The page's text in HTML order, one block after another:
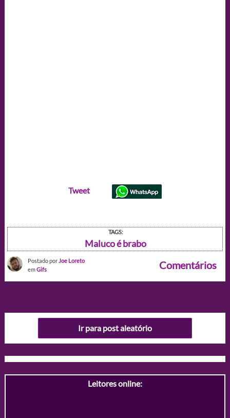
Tweet
TAGS:
Maluco é brabo
Postado por Joe Loreto
emGifs Comentários
Ir para post aleatório
Leitores online: